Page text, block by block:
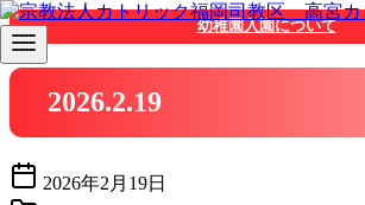
コ
ン
テ
へ
移
動
幼稚園入園について
2026.2.19
2026年2月19日